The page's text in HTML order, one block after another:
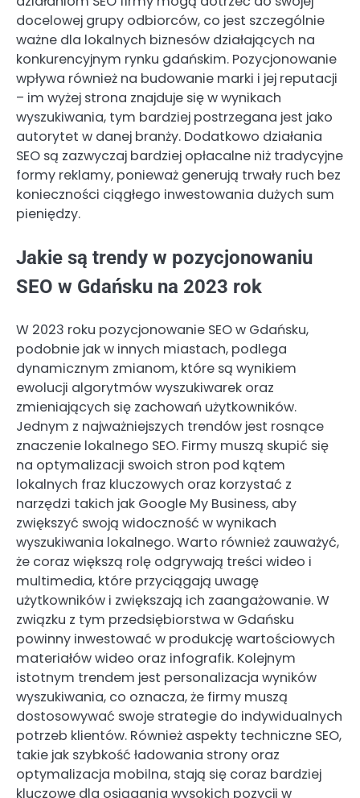
docelowej grupy odbiorców, co jest szczególnie
ważne dla lokalnych biznesów działających na
konkurencyjnym rynku gdańskim. Pozycjonowanie
wpływa również na budowanie marki i jej reputacji
– im wyżej strona znajduje się w wynikach
wyszukiwania, tym bardziej postrzegana jest jako
autorytet w danej branży. Dodatkowo działania
SEO są zazwyczaj bardziej opłacalne niż tradycyjne
formy reklamy, ponieważ generują trwały ruch bez
konieczności ciągłego inwestowania dużych sum
pieniędzy.
Jakie są trendy w pozycjonowaniu
SEO w Gdańsku na 2023 rok
W 2023 roku pozycjonowanie SEO w Gdańsku,
podobnie jak w innych miastach, podlega
dynamicznym zmianom, które są wynikiem
ewolucji algorytmów wyszukiwarek oraz
zmieniających się zachowań użytkowników.
Jednym z najważniejszych trendów jest rosnące
znaczenie lokalnego SEO. Firmy muszą skupić się
na optymalizacji swoich stron pod kątem
lokalnych fraz kluczowych oraz korzystać z
narzędzi takich jak Google My Business, aby
zwiększyć swoją widoczność w wynikach
wyszukiwania lokalnego. Warto również zauważyć,
że coraz większą rolę odgrywają treści wideo i
multimedia, które przyciągają uwagę
użytkowników i zwiększają ich zaangażowanie. W
związku z tym przedsiębiorstwa w Gdańsku
powinny inwestować w produkcję wartościowych
materiałów wideo oraz infografik. Kolejnym
istotnym trendem jest personalizacja wyników
wyszukiwania, co oznacza, że firmy muszą
dostosowywać swoje strategie do indywidualnych
potrzeb klientów. Również aspekty techniczne SEO,
takie jak szybkość ładowania strony oraz
optymalizacja mobilna, stają się coraz bardziej
kluczowe dla osiągania wysokich pozycji w